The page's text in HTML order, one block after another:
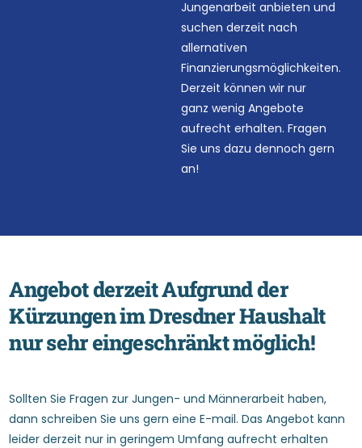
Jungenarbeit anbieten und
suchen derzeit nach
allernativen
Finanzierungsmöglichkeiten.
Derzeit können wir nur
ganz wenig Angebote
aufrecht erhalten. Fragen
Sie uns dazu dennoch gern
an!
AngebotderzeitAufgrundder
KürzungenimDresdnerHaushalt
nursehreingeschränktmöglich!
Sollten Sie Fragen zur Jungen- und Männerarbeit haben,
dann schreiben Sie uns gern eine E-mail. Das Angebot kann
leider derzeit nur in geringem Umfang aufrecht erhalten